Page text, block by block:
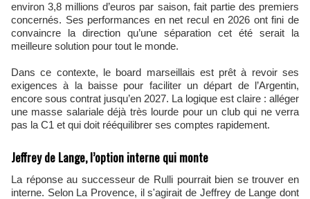
environ 3,8 millions d’euros par saison, fait partie des premiers
concernés. Ses performances en net recul en 2026 ont fini de
convaincre la direction qu’une séparation cet été serait la
meilleure solution pour tout le monde.
Dans ce contexte, le board marseillais est prêt à revoir ses
exigences à la baisse pour faciliter un départ de l’Argentin,
encore sous contrat jusqu’en 2027. La logique est claire : alléger
une masse salariale déjà très lourde pour un club qui ne verra
pas la C1 et qui doit rééquilibrer ses comptes rapidement.
Jeffrey de Lange, l’option interne qui monte
La réponse au successeur de Rulli pourrait bien se trouver en
interne. Selon La Provence, il s'agirait de Jeffrey de Lange dont